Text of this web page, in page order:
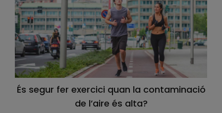
És segur fer exercici quan la contaminació
de l’aire és alta?